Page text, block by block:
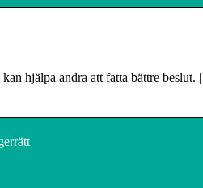
hjälpa andra att fatta bättre beslut.